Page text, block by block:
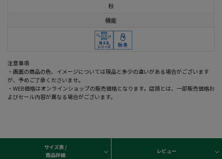
秋
機能
注意事項
・画面の商品の色、イメージについては現品と多少の違いがある場合がございます
が、予めご了承くださいませ。
・WEB価格はオンラインショップの販売価格となります。店頭とは、一部販売価格お
よびセール内容が異なる場合がございます。
サイズ表 /
商品詳細
レビュー